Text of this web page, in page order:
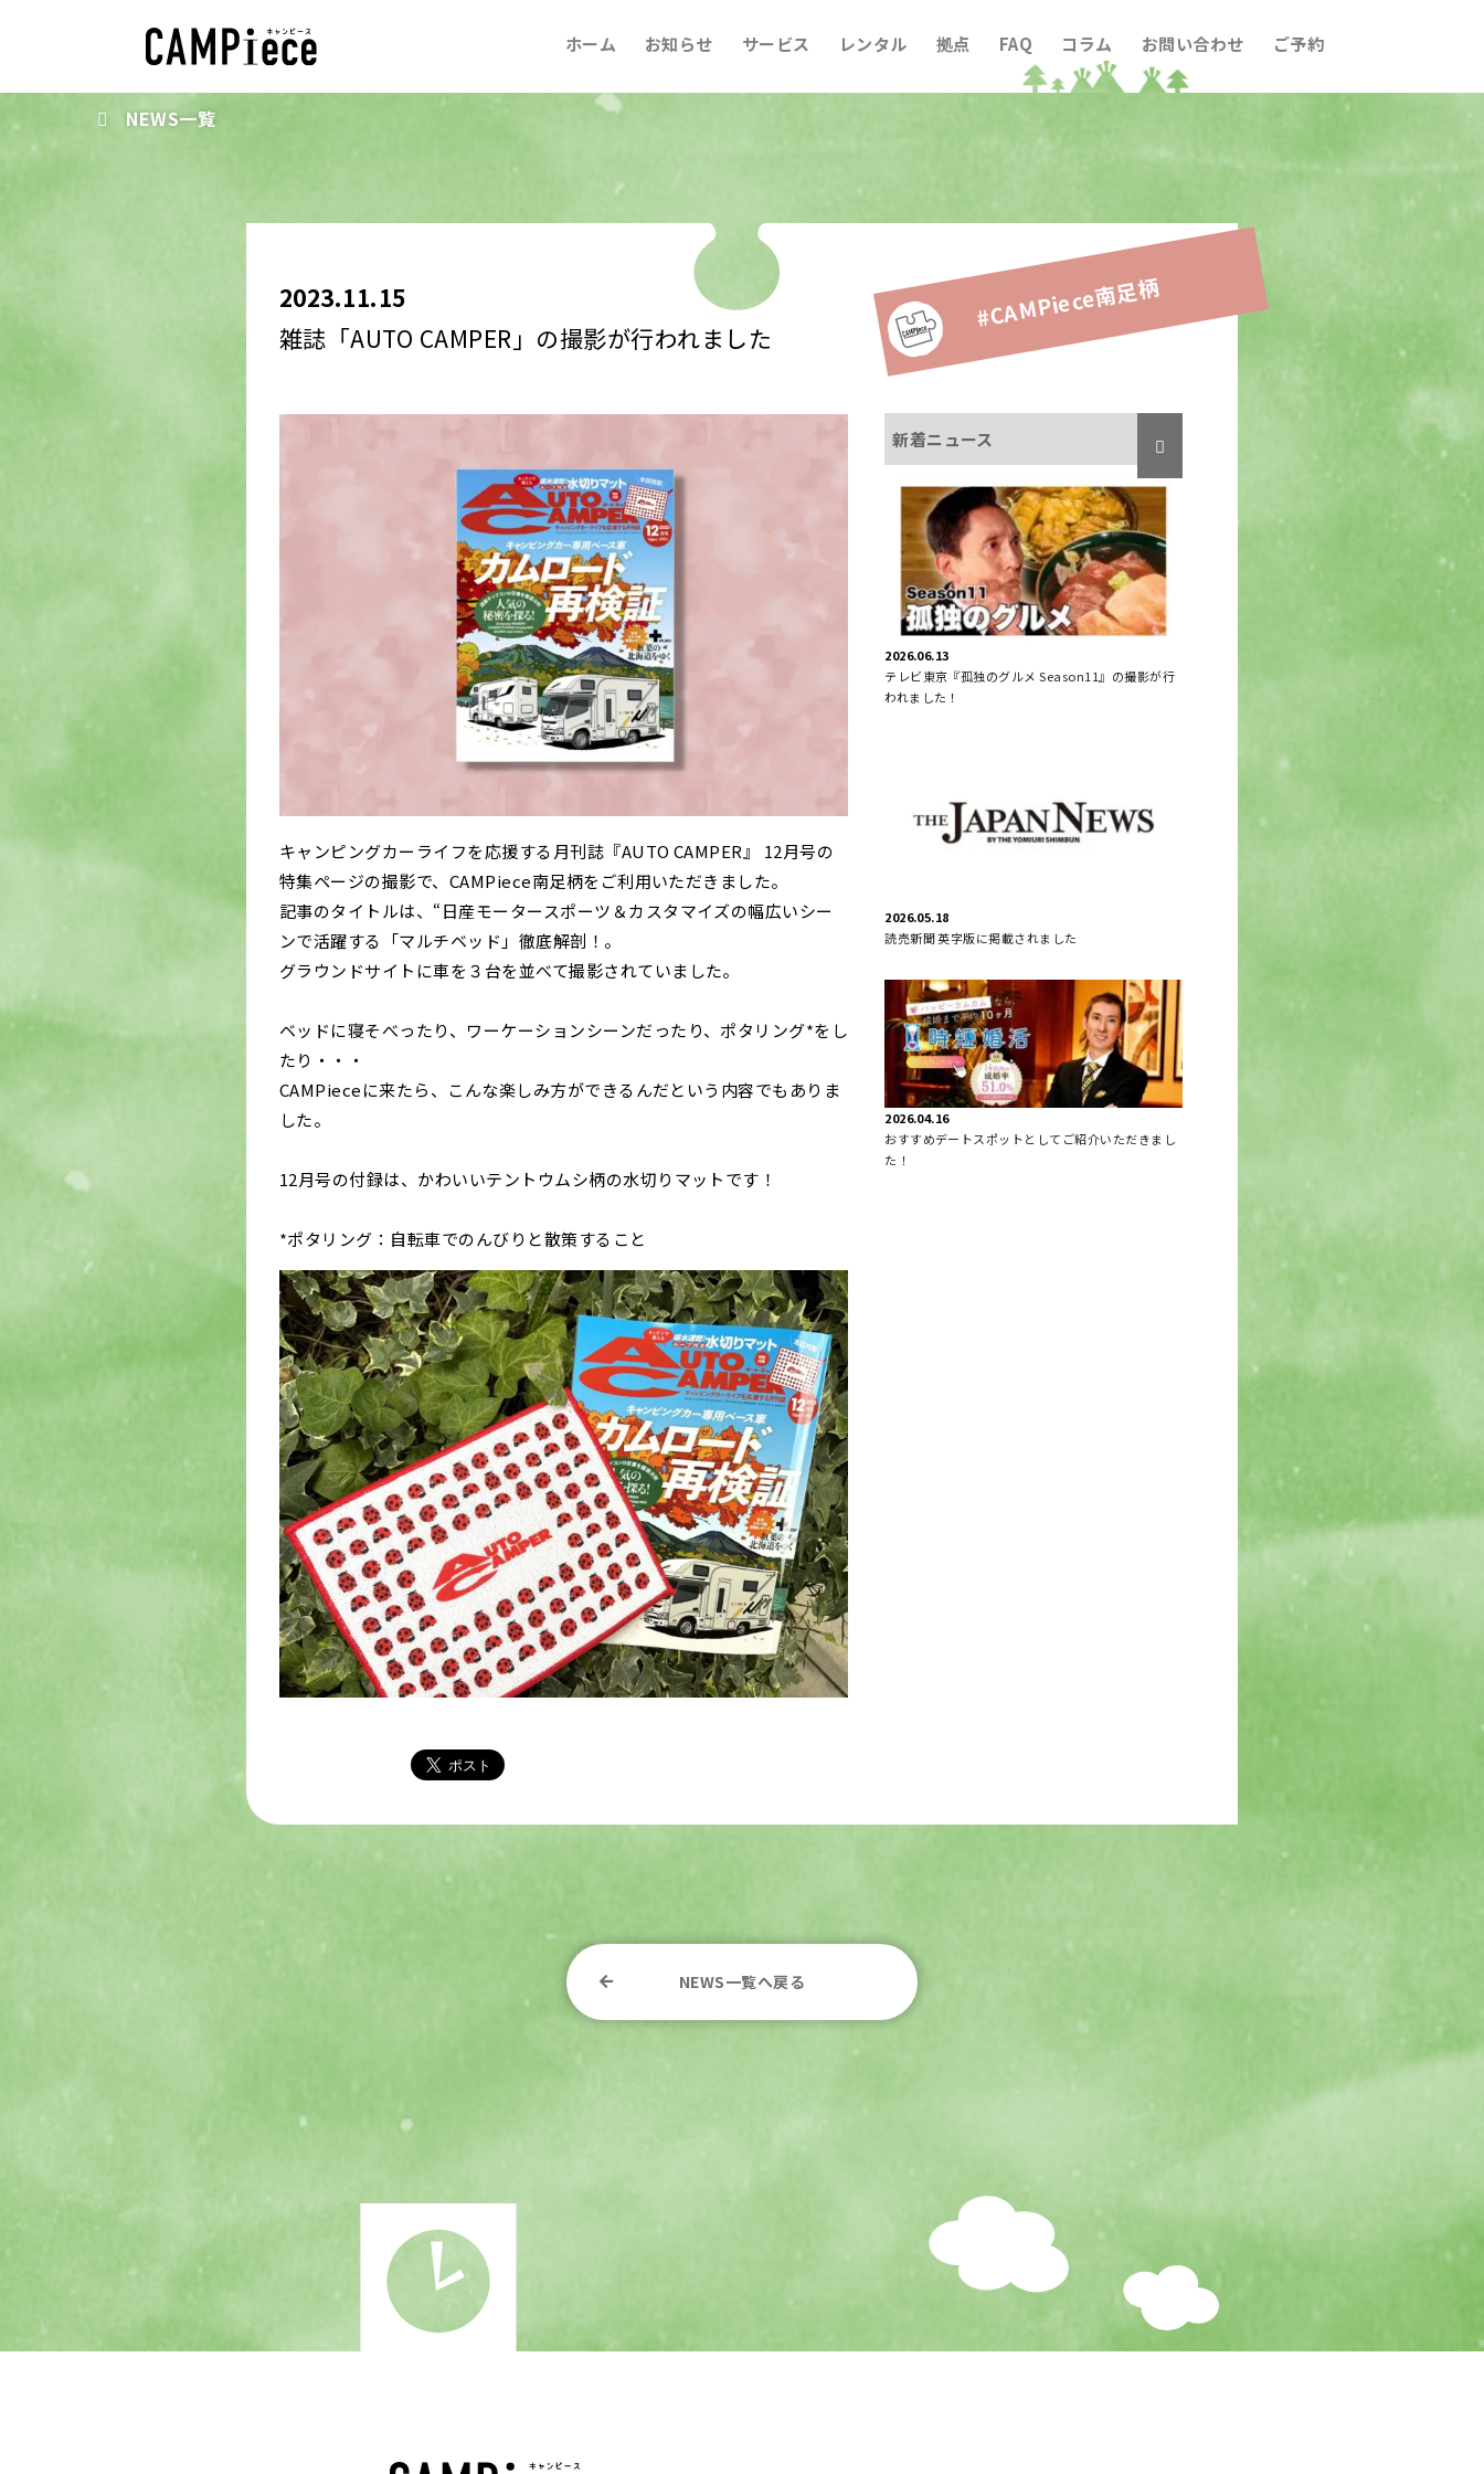
ホーム お知らせ サービス レンタル 拠点 FAQ コラム お問い合わせ ご予約
NEWS一覧
#CAMPiece南足柄
2023.11.15
雑誌「AUTO CAMPER」の撮影が行われました
キャンピングカーライフを応援する月刊誌『AUTO CAMPER』 12月号の
特集ページの撮影で、CAMPiece南足柄をご利用いただきました。
記事のタイトルは、“日産モータースポーツ＆カスタマイズの幅広いシー
ンで活躍する「マルチベッド」徹底解剖！。
グラウンドサイトに車を３台を並べて撮影されていました。
ベッドに寝そべったり、ワーケーションシーンだったり、ポタリング*をし
たり・・・
CAMPieceに来たら、こんな楽しみ方ができるんだという内容でもありま
した。
12月号の付録は、かわいいテントウムシ柄の水切りマットです！
*ポタリング：自転車でのんびりと散策すること
新着ニュース
2026.06.13
テレビ東京『孤独のグルメ Season11』の撮影が行
われました！
2026.05.18
読売新聞 英字版に掲載されました
2026.04.16
おすすめデートスポットとしてご紹介いただきまし
た！
NEWS一覧へ戻る